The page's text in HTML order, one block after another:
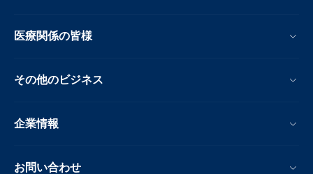
医療関係の皆様
その他のビジネス
企業情報
お問い合わせ